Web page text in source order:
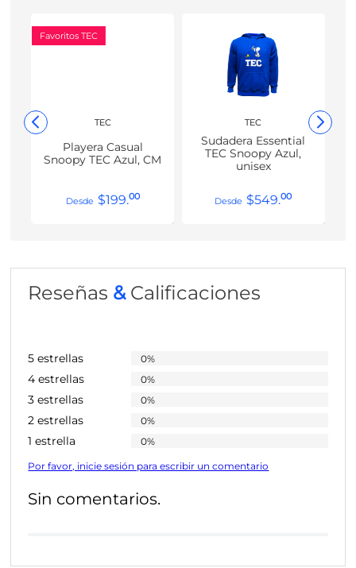
Favoritos TEC
TEC
Playera Casual
Snoopy TEC Azul, CM
$199.00
TEC
Sudadera Essential
TEC Snoopy Azul,
unisex
$549.00
Reseñas &Calificaciones
5 estrellas 0%
4 estrellas 0%
3 estrellas 0%
2 estrellas 0%
1 estrella 0%
Por favor, inicie sesión para escribir un comentario
Sin comentarios.